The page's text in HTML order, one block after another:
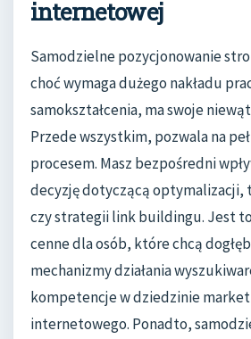
internetowej
Samodzielne pozycjonowanie
choć wymaga dużego nakładu
samokształcenia, ma swoje
Przede wszystkim, pozwala na
procesem. Masz bezpośredni
decyzję dotyczącą optymalizacji,
czy strategii link buildingu. Jest
cenne dla osób, które chcą
mechanizmy działania
kompetencje w dziedzinie
internetowego. Ponadto,